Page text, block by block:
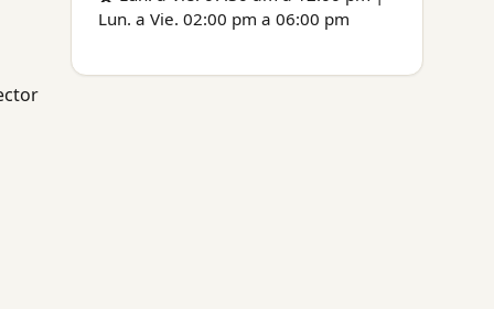
Lun. a Vie. 02:00 pm a 06:00 pm